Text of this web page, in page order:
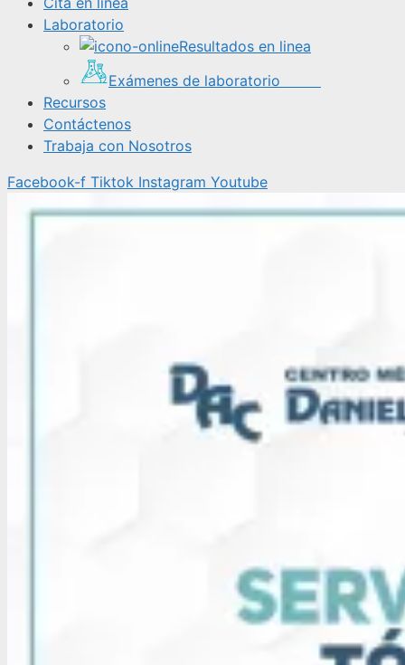
Laboratorio
Resultados en linea
Exámenes de laboratorio
Recursos
Contáctenos
Trabaja con Nosotros
Facebook-f Tiktok Instagram Youtube